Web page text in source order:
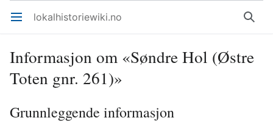
Åpne hovedmenyen lokalhistoriewiki.no Søk
Informasjon om «Søndre Hol (Østre
Toten gnr. 261)»
Grunnleggende informasjon